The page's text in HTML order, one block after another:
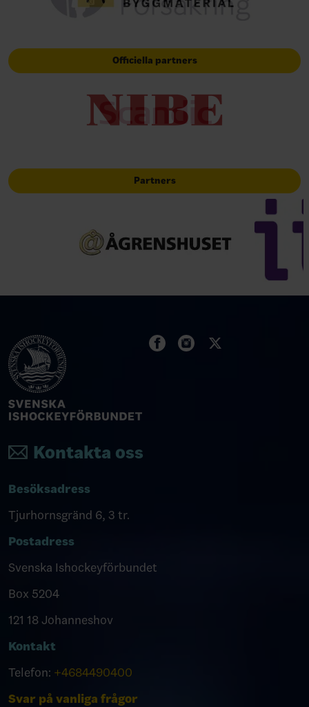
Officiella partners
Partners
Kontakta oss
Besöksadress
Tjurhornsgränd 6, 3 tr.
Postadress
Svenska Ishockeyförbundet
Box 5204
121 18 Johanneshov
Kontakt
Telefon: +4684490400
Svar på vanliga frågor